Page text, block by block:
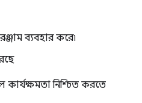
ব্যবহার করে৷
নিশ্চিত করতে